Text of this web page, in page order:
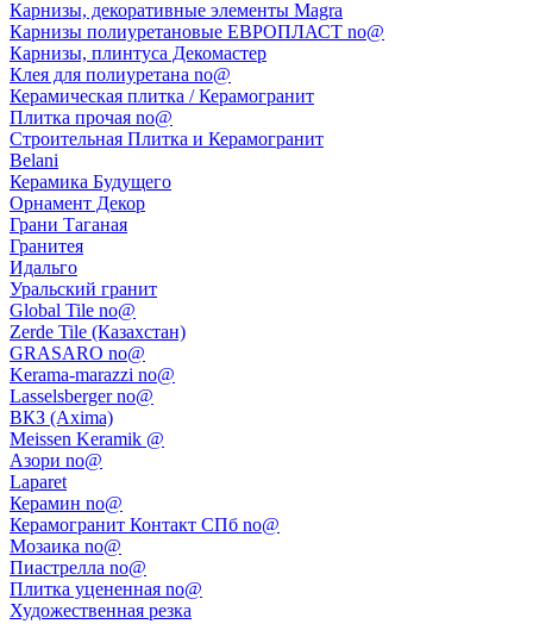
Карнизы, декоративные элементы Magra
Карнизы полиуретановые ЕВРОПЛАСТ no@
Карнизы, плинтуса Декомастер
Клея для полиуретана no@
Керамическая плитка / Керамогранит
Плитка прочая no@
Строительная Плитка и Керамогранит
Belani
Керамика Будущего
Орнамент Декор
Грани Таганая
Гранитея
Идальго
Уральский гранит
Global Tile no@
Zerde Tile (Казахстан)
GRASARO no@
Kerama-marazzi no@
Lasselsberger no@
ВКЗ (Axima)
Meissen Keramik @
Азори no@
Laparet
Керамин no@
Керамогранит Контакт СПб no@
Мозаика no@
Пиастрелла no@
Плитка уцененная no@
Художественная резка